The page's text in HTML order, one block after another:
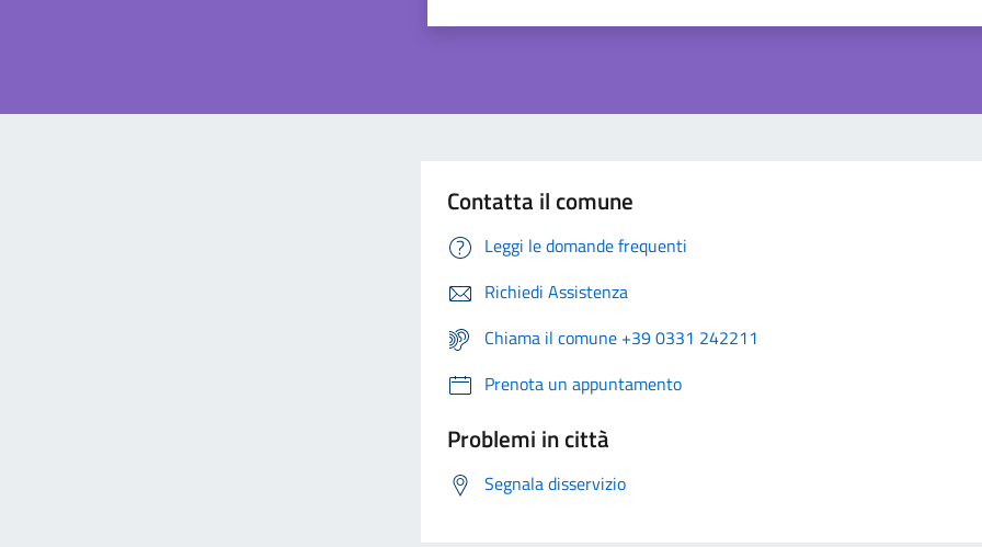
Contatta il comune
Leggi le domande frequenti
Richiedi Assistenza
Chiama il comune +39 0331 242211
Prenota un appuntamento
Problemi in città
Segnala disservizio